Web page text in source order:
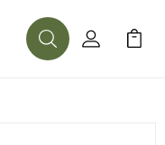
BuscarMi Cuenta
Mi